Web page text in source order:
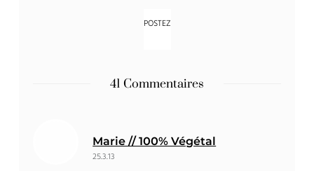
41 Commentaires
Marie // 100% Végétal
25.3.13